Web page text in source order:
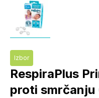
Izbor
RespiraPlus
proti smrčanju